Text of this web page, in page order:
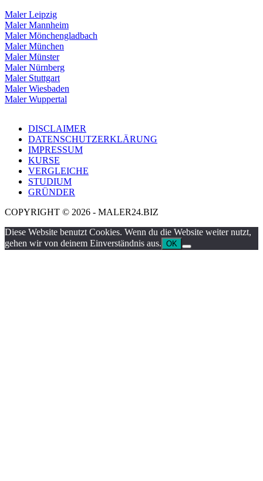
Maler Leipzig
Maler Mannheim
Maler Mönchengladbach
Maler München
Maler Münster
Maler Nürnberg
Maler Stuttgart
Maler Wiesbaden
Maler Wuppertal
DISCLAIMER
DATENSCHUTZERKLÄRUNG
IMPRESSUM
KURSE
VERGLEICHE
STUDIUM
GRÜNDER
COPYRIGHT © 2026 - MALER24.BIZ
Diese Website benutzt Cookies. Wenn du die Website weiter nutzt,
gehen wir von deinem Einverständnis aus. OK